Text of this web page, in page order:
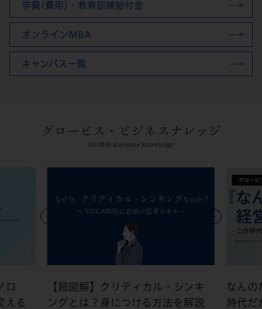
学費(費用)・教育訓練給付金
オンラインMBA
キャンパス一覧
グロービス・ビジネスナレッジ
GLOBIS Business Knowledge
ロ
える
【超図解】クリティカル・シンキ
ングとは？身につける方法を解説
なんの
時代だ